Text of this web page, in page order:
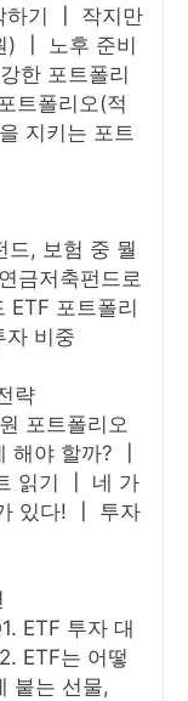
하기 ┃ 작지만
) ┃ 노후 준비
한 포트폴리
트폴리오(적
지키는 포트
, 보험 중 뭘
금저축펀드로
ETF 포트폴리
비중
략
포트폴리오
해야 할까? ┃
읽기 ┃ 네 가
있다! ┃ 투자
ETF 투자 대
ETF는 어떻
붙는 선물,